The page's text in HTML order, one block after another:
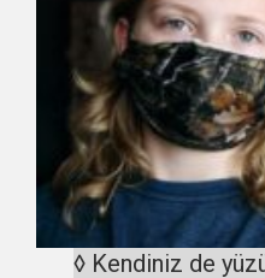
◊ Kendiniz de